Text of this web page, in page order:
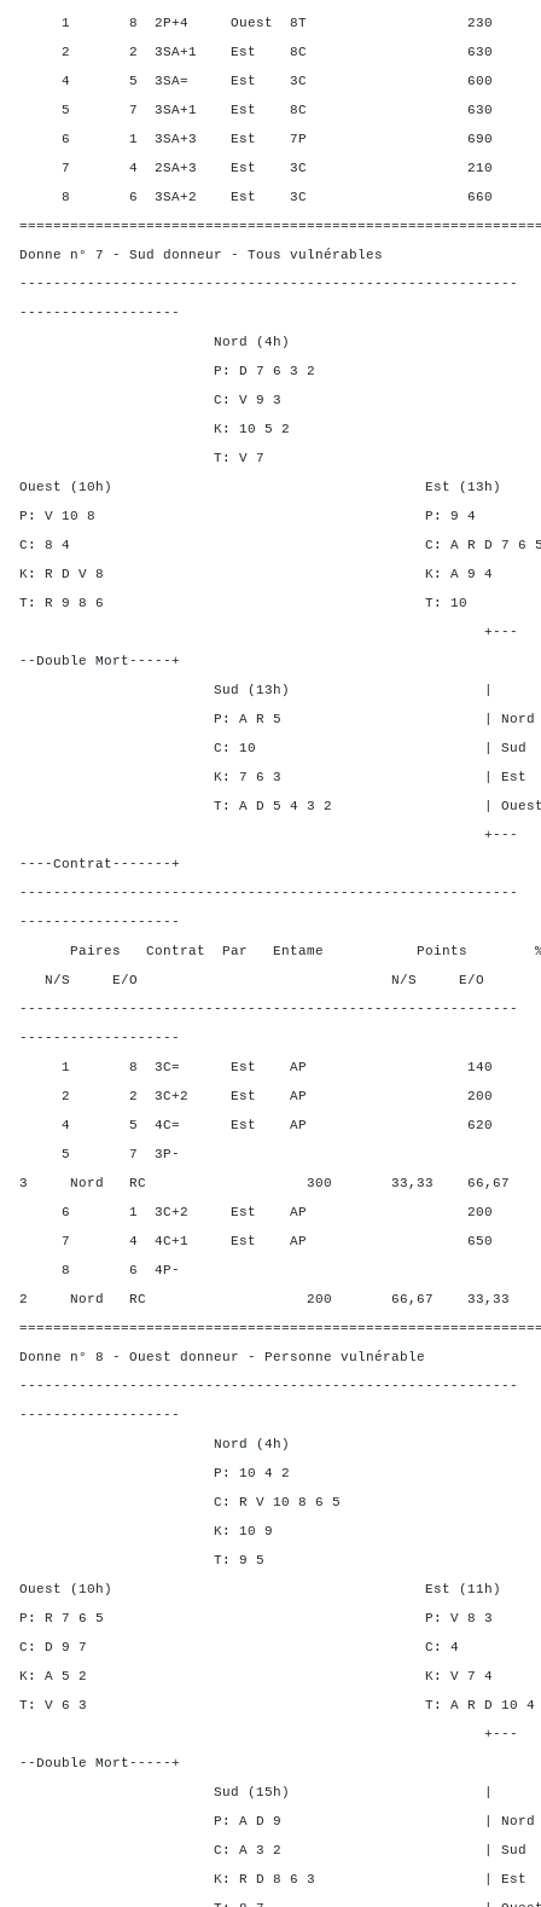
1 8 2P+4 Ouest 8T 230
2 2 3SA+1 Est 8C 630
4 5 3SA= Est 3C 600
5 7 3SA+1 Est 8C 630
6 1 3SA+3 Est 7P 690 0,00
7 4 2SA+3 Est 3C 210
8 6 3SA+2 Est 3C 660
Donne n° 7 - Sud donneur - Tous vulnérables
-----------------------------------------------------------
-------------------
Nord (4h)
P: D 7 6 3 2
C: V 9 3
K: 10 5 2
T: V 7
Ouest (10h) Est (13h)
P: V 10 8 P:
C: 8 4 C: A R D 7 6
K: R D V 8 K: A
T: R 9 8 6 T:
+---
--Double Mort-----+
Sud (13h) | SA P
P: A R 5 | Nord - 1
C: 10 | Sud - 1 -
K: 7 6 3 | Est 1 -
T: A D 5 4 3 2 | Ouest 1
+---
----Contrat-------+
-----------------------------------------------------------
-------------------
Paires Contrat Par Entame Points %
N/S E/O N/S E/O N/
-----------------------------------------------------------
-------------------
1 8 3C= Est AP 140
2 2 3C+2 Est AP 200
4 5 4C= Est AP 620
5 7 3P-
3 Nord RC 300 33,33 66,67
6 1 3C+2 Est AP 200
7 4 4C+1 Est AP 650 0,00
8 6 4P-
2 Nord RC 200 66,67 33,33
Donne n° 8 - Ouest donneur - Personne vulnérable
-----------------------------------------------------------
-------------------
Nord (4h)
P: 10 4 2
C: R V 10 8 6 5
K: 10 9
T: 9 5
Ouest (10h) Est (11h)
P: R 7 6 5 P: V
C: D 9 7 C:
K: A 5 2 K: V
T: V 6 3 T: A R D 10
+---
--Double Mort-----+
Sud (15h) | SA P
P: A D 9 | Nord - -
C: A 3 2 | Sud - -
K: R D 8 6 3 | Est - 1